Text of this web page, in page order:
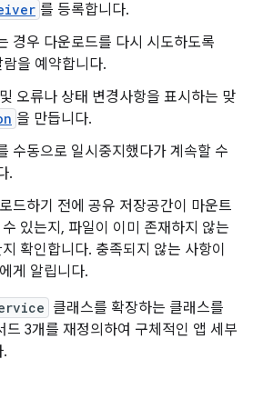
를 등록합니다.
경우 다운로드를 다시 시도하도록
람을 예약합니다.
오류나 상태 변경사항을 표시하는 맞
을 만듭니다.
수동으로 일시중지했다가 계속할 수
.
드하기 전에 공유 저장공간이 마운트
있는지, 파일이 이미 존재하지 않는
확인합니다. 충족되지 않는 사항이
게 알립니다.
클래스를 확장하는 클래스를
드 3개를 재정의하여 구체적인 앱 세부